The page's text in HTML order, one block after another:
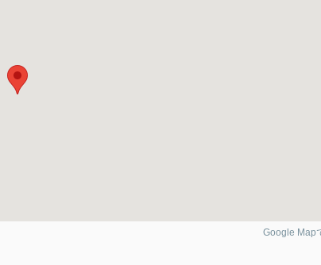
Google Map